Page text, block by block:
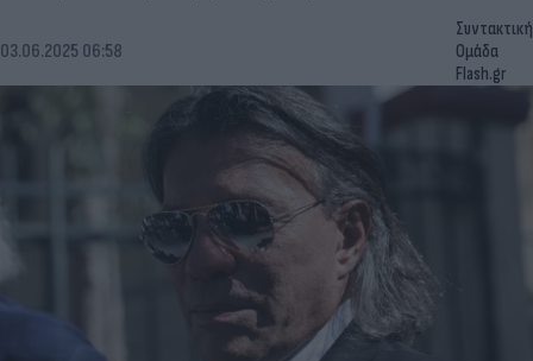
03.06.2025 06:58
Συντακτική
Ομάδα
Flash.gr